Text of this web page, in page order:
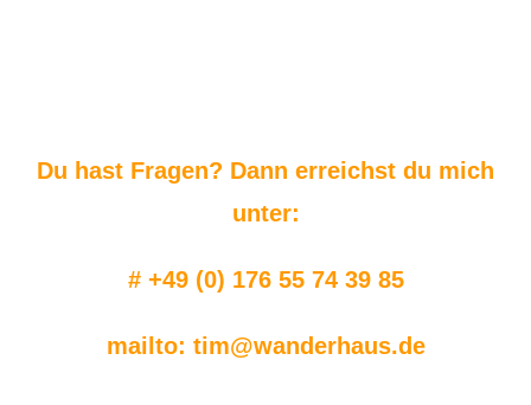
Du hast Fragen? Dann erreichst du mich
unter:
# +49 (0) 176 55 74 39 85
mailto: tim@wanderhaus.de